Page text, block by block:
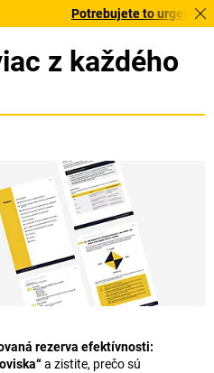
to urgentne? Vybrané
z každého
rezerva efektívnosti:
a zistite, prečo sú